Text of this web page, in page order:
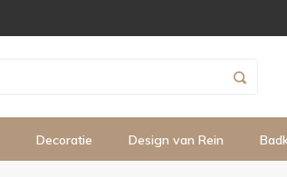
Decoratie Design van Rein